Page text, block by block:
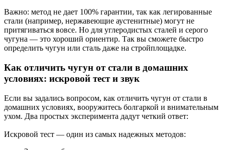
Важно: метод не дает 100% гарантии, так как легированные
стали (например, нержавеющие аустенитные) могут не
притягиваться вовсе. Но для углеродистых сталей и серого
чугуна — это хороший ориентир. Так вы сможете быстро
определить чугун или сталь даже на стройплощадке.
Как отличить чугун от стали в домашних
условиях: искровой тест и звук
Если вы задались вопросом, как отличить чугун от стали в
домашних условиях, вооружитесь болгаркой и внимательным
ухом. Два простых эксперимента дадут четкий ответ:
Искровой тест — один из самых надежных методов: